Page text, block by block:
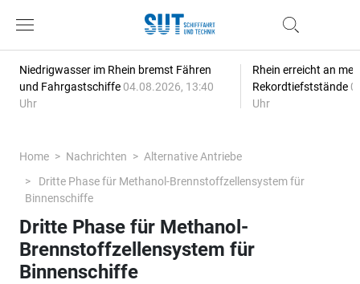
Niedrigwasser im Rhein bremst Fähren
und Fahrgastschiffe 04.08.2026, 13:40
Uhr
Rhein erreicht an
Rekordtiefststände
Uhr
Home Nachrichten
Alternative Antriebe
Dritte Phase für Methanol-Brennstoffzellensystem für
Binnenschiffe
Dritte Phase für Methanol-
Brennstoffzellensystem für
Binnenschiffe